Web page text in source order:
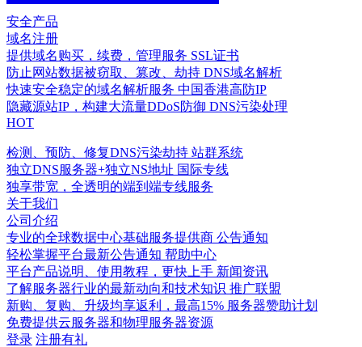
安全产品
域名注册
提供域名购买，续费，管理服务 SSL证书
防止网站数据被窃取、篡改、劫持 DNS域名解析
快速安全稳定的域名解析服务 中国香港高防IP
隐藏源站IP，构建大流量DDoS防御 DNS污染处理
HOT
检测、预防、修复DNS污染劫持 站群系统
独立DNS服务器+独立NS地址 国际专线
独享带宽，全透明的端到端专线服务
关于我们
公司介绍
专业的全球数据中心基础服务提供商 公告通知
轻松掌握平台最新公告通知 帮助中心
平台产品说明、使用教程，更快上手 新闻资讯
了解服务器行业的最新动向和技术知识 推广联盟
新购、复购、升级均享返利，最高15% 服务器赞助计划
免费提供云服务器和物理服务器资源
登录 注册有礼